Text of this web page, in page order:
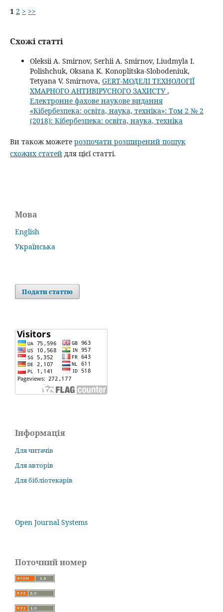
1 2 > >>
Схожі статті
Oleksii A. Smirnov, Serhii A. Smirnov, Liudmyla I.
Polishchuk, Oksana K. Konoplitska-Slobodeniuk,
Tetyana V. Smirnova, GERT-МОДЕЛІ ТЕХНОЛОГІЇ
ХМАРНОГО АНТИВІРУСНОГО ЗАХИСТУ,
Електронне фахове наукове видання
«Кібербезпека: освіта, наука, техніка»: Том 2 № 2
(2018): Кібербезпека: освіта, наука, техніка
Ви також можете розпочати розширений пошук
схожих статейдля цієї статті.
Мова
English
Українська
Подати статтю
Інформація
Для читачів
Для авторів
Для бібліотекарів
Open Journal Systems
Поточний номер